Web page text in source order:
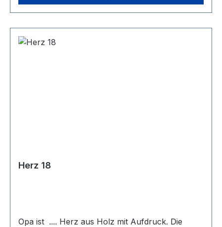
Herz 18
Opa ist .... Herz aus Holz mit Aufdruck. Die